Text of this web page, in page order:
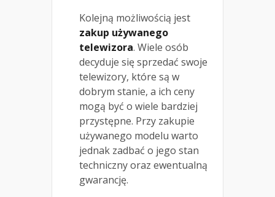
Kolejną możliwością jest
zakup używanego
telewizora. Wiele osób
decyduje się sprzedać swoje
telewizory, które są w
dobrym stanie, a ich ceny
mogą być o wiele bardziej
przystępne. Przy zakupie
używanego modelu warto
jednak zadbać o jego stan
techniczny oraz ewentualną
gwarancję.